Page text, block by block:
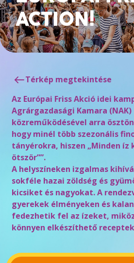
ACTION!
Térkép megtekintése
Az Európai Friss Akció idei
Agrárgazdasági Kamara (NAK)
közreműködésével arra
hogy minél több szezonális
tányérokra, hiszen „Minden íz
ötször””.
A helyszíneken izgalmas
sokféle hazai zöldség és
kicsiket és nagyokat. A
gyerekek élményeken és
fedezhetik fel az ízeket,
könnyen elkészíthető